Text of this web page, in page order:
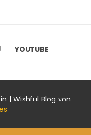
YOUTUBE
| Wishful Blog von